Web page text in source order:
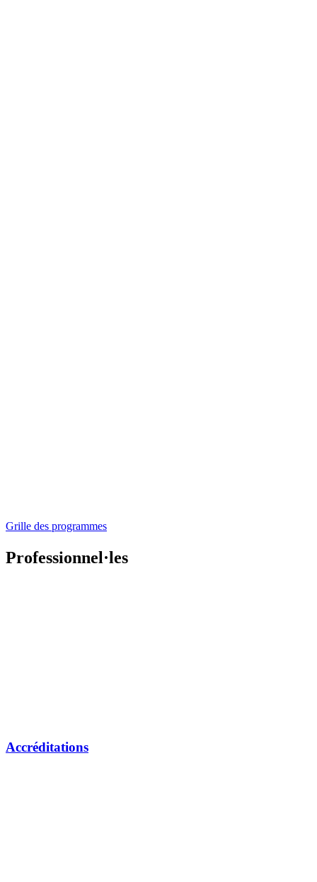
Grille des programmes
Professionnel·les
Accréditations